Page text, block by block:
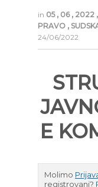
in 05 , 06 , 2022 ,
PRAVO ,
24/06/2022
E
Molimo
registrovani?